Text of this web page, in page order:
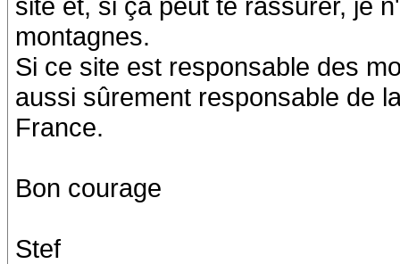
montagnes.
Si ce site est responsable des
aussi sûrement responsable de
France.
Bon courage
Stef